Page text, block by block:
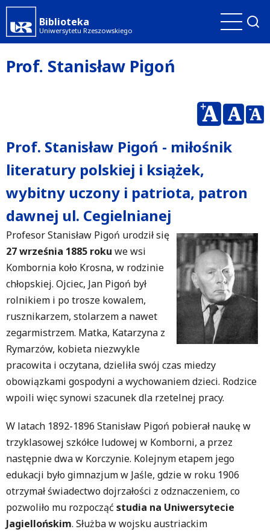
Przejdź
do
treści
Biblioteka
Uniwersytetu Rzeszowskiego
Prof. Stanisław Pigoń
Prof. Stanisław Pigoń - miłośnik
literatury polskiej i książek,
wybitny uczony i patriota, patron
dawnej ul. Cegielnianej
Profesor Stanisław Pigoń urodził się
27 września 1885 roku we wsi
Kombornia koło Krosna, w rodzinie
chłopskiej. Ojciec, Jan Pigoń był
rolnikiem i po trosze kowalem,
rusznikarzem, stolarzem a nawet
zegarmistrzem. Matka, Katarzyna z
Rymarzów, kobieta niezwykle
pracowita i oczytana, dzieliła swój czas miedzy
obowiązkami gospodyni a wychowaniem dzieci. Rodzice
wpoili więc synowi szacunek dla rzetelnej pracy.
W latach 1892-1896 Stanisław Pigoń pobierał naukę w
trzyklasowej szkółce ludowej w Komborni, a przez
następnie dwa w Korczynie. Kolejnym etapem jego
edukacji było gimnazjum w Jaśle, gdzie w roku 1906
otrzymał świadectwo dojrzałości z odznaczeniem, co
pozwoliło mu rozpocząć studia na Uniwersytecie
Jagiellońskim. Służba w wojsku austriackim